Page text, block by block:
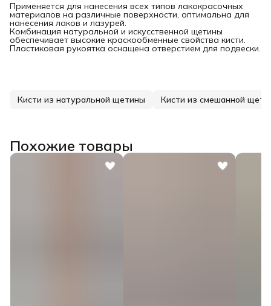
Применяется для нанесения всех типов лакокрасочных
материалов на различные поверхности, оптимальна для
нанесения лаков и лазурей.
Комбинация натуральной и искусственной щетины
обеспечивает высокие краскообменные свойства кисти.
Пластиковая рукоятка оснащена отверстием для подвески.
Кисти из натуральной щетины Кисти из смешанной
Похожие товары